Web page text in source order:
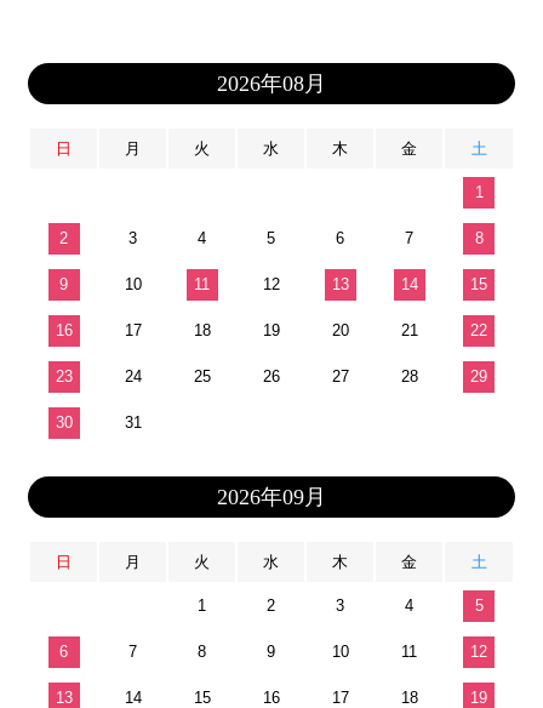
2026年08月
日 月 火 水 木 金 土
1
2 3 4 5 6 7 8
9 10 11 12 13 14 15
16 17 18 19 20 21 22
23 24 25 26 27 28 29
30 31
2026年09月
日 月 火 水 木 金 土
1 2 3 4 5
6 7 8 9 10 11 12
13 14 15 16 17 18 19